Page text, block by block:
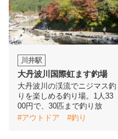
川井駅
大丹波川国際虹ます釣場
大丹波川の渓流でニジマス釣
りを楽しめる釣り場。1人33
00円で、30匹まで釣り放
#アウトドア
#釣り